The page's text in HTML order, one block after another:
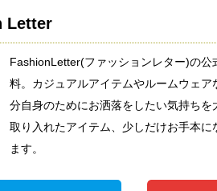
Letter
FashionLetter(ファッションレター)の
料。カジュアルアイテムやルームウェ
分自身のためにお洒落をしたい気持ち
取り入れたアイテム、少しだけお手本
ます。